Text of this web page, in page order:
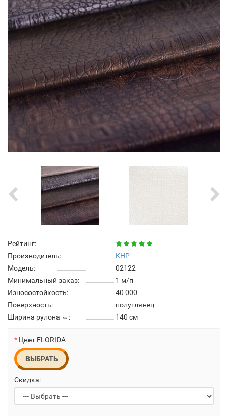
Рейтинг:
Производитель:
КНР
Модель:
02122
Минимальный заказ:
1 м/п
Износостойкость:
40 000
Поверхность:
полуглянец
Ширина рулона ⇔:
140 см
Цвет FLORIDA
ВЫБРАТЬ
Скидка: